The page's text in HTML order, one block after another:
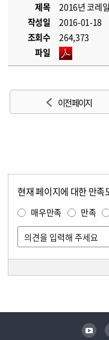
제목
2016년 코레
작성일
2016-01-18
조회수
264,373
파일
이전 페이지
현재 페이지에 대한 만
매우만족 만족
유튜브